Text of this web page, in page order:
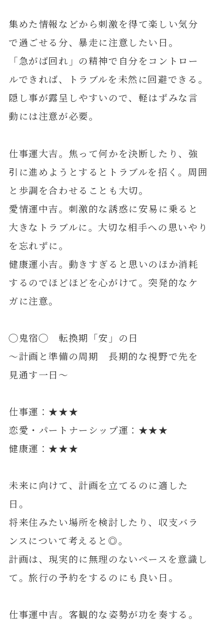
集めた情報などから刺激を得て楽しい気分
で過ごせる分、暴走に注意したい日。
「急がば回れ」の精神で自分をコントロー
ルできれば、トラブルを未然に回避できる。
隠し事が露呈しやすいので、軽はずみな言
動には注意が必要。
仕事運大吉。焦って何かを決断したり、強
引に進めようとするとトラブルを招く。周囲
と歩調を合わせることも大切。
愛情運中吉。刺激的な誘惑に安易に乗ると
大きなトラブルに。大切な相手への思いやり
を忘れずに。
健康運小吉。動きすぎると思いのほか消耗
するのでほどほどを心がけて。突発的なケ
ガに注意。
◯鬼宿◯ 転換期「安」の日
～計画と準備の周期 長期的な視野で先を
見通す一日～
仕事運：★★★
恋愛・パートナーシップ運：★★★
健康運：★★★
未来に向けて、計画を立てるのに適した
日。
将来住みたい場所を検討したり、収支バラ
ンスについて考えると◎。
計画は、現実的に無理のないペースを意識し
て。旅行の予約をするのにも良い日。
仕事運中吉。客観的な姿勢が功を奏する。